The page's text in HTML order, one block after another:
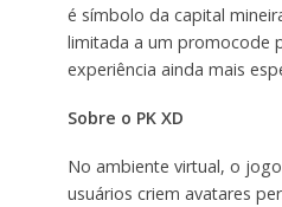
é símbolo da capital
limitada a um promocode
experiência ainda mais
Sobre o PK XD
No ambiente virtual, o
usuários criem avatares